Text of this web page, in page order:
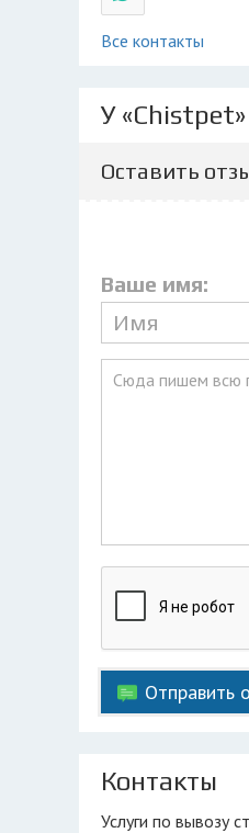
Все контакты
У
Оставить
Ваше имя:
Отправить
Контакты
Услуги по вывозу